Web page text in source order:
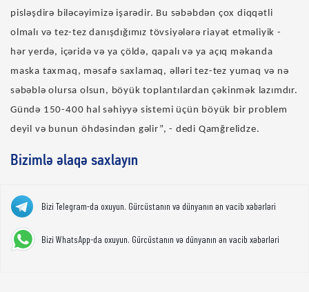
pisləşdirə biləcəyimizə işarədir. Bu səbəbdən çox diqqətli
olmalı və tez-tez danışdığımız tövsiyələrə riayət etməliyik -
hər yerdə, içəridə və ya çöldə, qapalı və ya açıq məkanda
maska taxmaq, məsafə saxlamaq, əlləri tez-tez yumaq və nə
səbəblə olursa olsun, böyük toplantılardan çəkinmək lazımdır.
Gündə 150-400 hal səhiyyə sistemi üçün böyük bir problem
deyil və bunun öhdəsindən gəlir”, - dedi Qamğrelidze.
Bizimlə əlaqə saxlayın
Bizi Telegram-da oxuyun. Gürcüstanın və dünyanın ən vacib xəbərləri
Bizi WhatsApp-da oxuyun. Gürcüstanın və dünyanın ən vacib xəbərləri